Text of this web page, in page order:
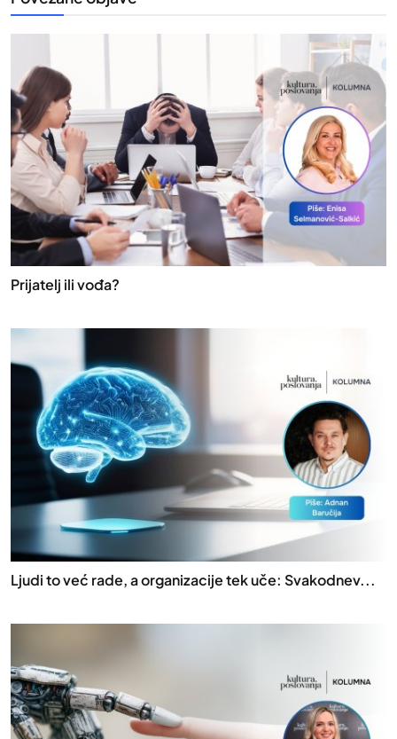
Prijatelj ili vođa?
Ljudi to već rade, a organizacije tek uče: Svakodnev...